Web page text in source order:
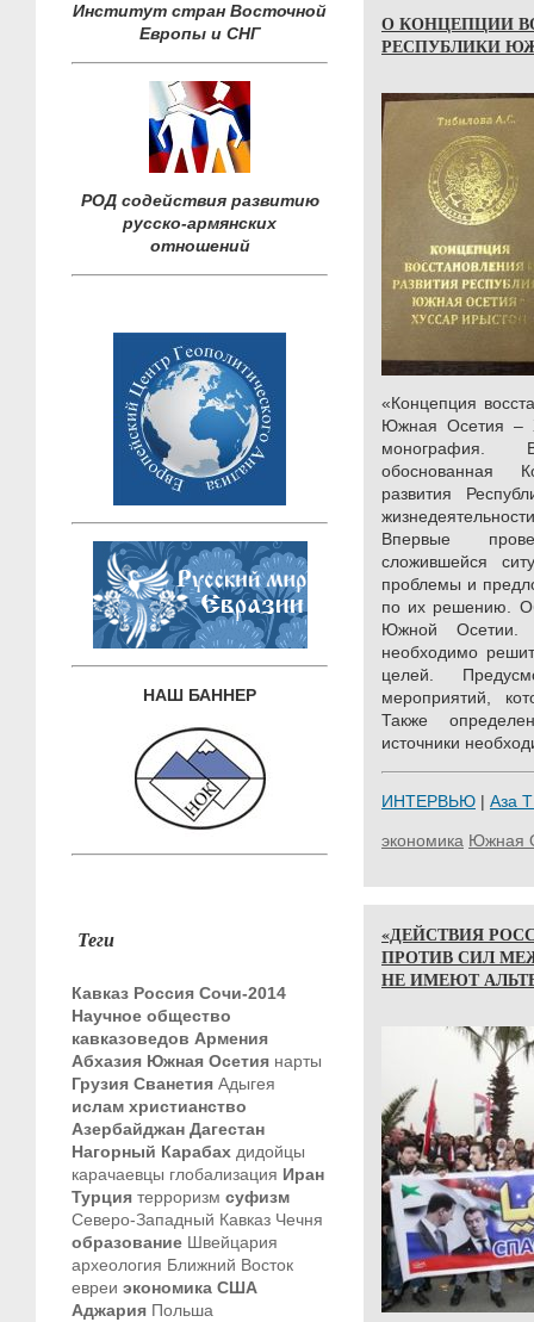
Институт стран Восточной
Европы и СНГ
РОД содействия развитию
русско-армянских
отношений
НАШ БАННЕР
Теги
Кавказ Россия Сочи-2014
Научное общество
кавказоведов Армения
Абхазия Южная Осетия нарты
Грузия Сванетия Адыгея
ислам христианство
Азербайджан Дагестан
Нагорный Карабах дидойцы
карачаевцы глобализация Иран
Турция терроризм суфизм
Северо-Западный Кавказ Чечня
образование Швейцария
археология Ближний Восток
евреи экономика США
Аджария Польша
О КОНЦЕПЦИИ
РЕСПУБЛИКИ
«Концепция
Южная Осетия –
монография.
обоснованная
развития
Впервые
сложившейся
проблемы и
по их решению.
Южной Осетии.
необходимо
целей.
мероприятий,
Также
источники
ИНТЕРВЬЮ | Аза
экономика Южная
«ДЕЙСТВИЯ
ПРОТИВ СИЛ
НЕ ИМЕЮТ